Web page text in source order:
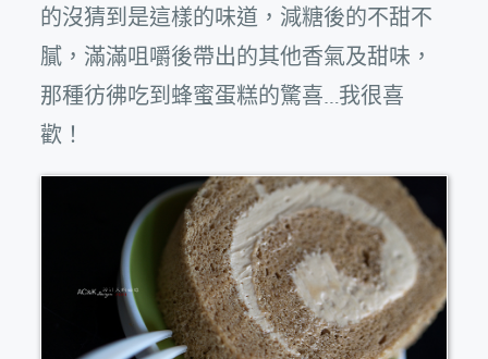
的沒猜到是這樣的味道，減糖後的不甜不
膩，滿滿咀嚼後帶出的其他香氣及甜味，
那種彷彿吃到蜂蜜蛋糕的驚喜…我很喜
歡！